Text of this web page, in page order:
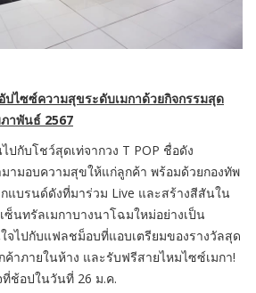
ปไซซ์ความสุขระดับเมกาด้วยกิจกรรมสุด
าพันธ์ 2567
ปกับโชว์สุดเท่จากวง T POP ชื่อดัง
ามอบความสุขให้แก่ลูกค้า พร้อมด้วยกองทัพ
แบรนด์ดังที่มาร่วม Live และสร้างสีสันใน
ซ็นทรัลเมกาบางนาโฉมใหม่อย่างเป็น
จไปกับแฟลชม็อบที่แอบเตรียมของรางวัลสุด
ค้าภายในห้าง และรับฟรีสายไหมไซซ์เมกา!
ที่ช้อปในวันที่ 26 ม.ค.